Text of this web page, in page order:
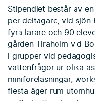
Stipendiet består av
per deltagare, vid sjön
fyra lärare och 90
gården Tiraholm vid
i grupper vid
vattenfrågor ur olika
miniföreläsningar,
flesta äger rum